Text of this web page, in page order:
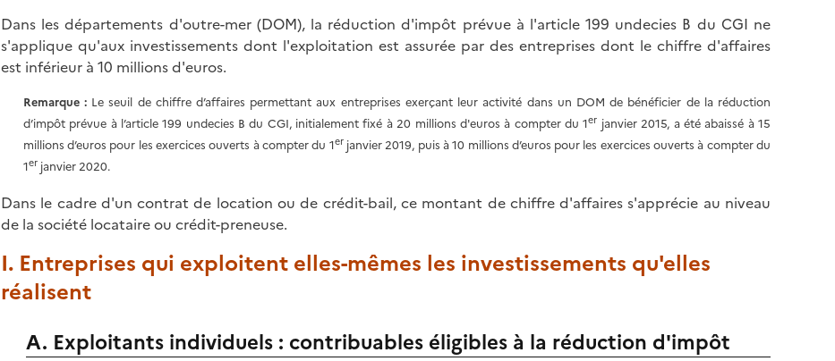
Dans les départements d'outre-mer (DOM), la réduction d'impôt prévue à l'article 199 undecies B du CGI ne
s'applique qu'aux investissements dont l'exploitation est assurée par des entreprises dont le chiffre d'affaires
est inférieur à 10 millions d'euros.
Remarque : Le seuil de chiffre d’affaires permettant aux entreprises exerçant leur activité dans un DOM de bénéficier de la réduction
d’impôt prévue à l’article 199 undecies B du CGI, initialement fixé à 20 millions d'euros à compter du 1er janvier 2015, a été abaissé à 15
millions d’euros pour les exercices ouverts à compter du 1erjanvier 2019, puis à 10 millions d’euros pour les exercices ouverts à compter du
1erjanvier 2020.
Dans le cadre d'un contrat de location ou de crédit-bail, ce montant de chiffre d'affaires s'apprécie au niveau
de la société locataire ou crédit-preneuse.
I. Entreprises qui exploitent elles-mêmes les investissements qu'elles
réalisent
A. Exploitants individuels : contribuables éligibles à la réduction d'impôt